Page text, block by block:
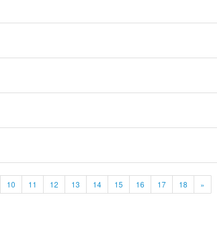
10 11 12 13 14 15 16 17 18 »